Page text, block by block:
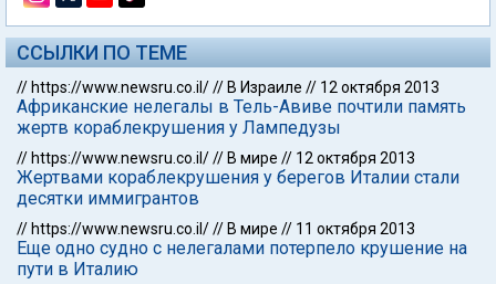
ССЫЛКИ ПО ТЕМЕ
// https://www.newsru.co.il/// В Израиле // 12 октября 2013
Африканские нелегалы в Тель-Авиве почтили память
жертв кораблекрушения у Лампедузы
// https://www.newsru.co.il/// В мире // 12 октября 2013
Жертвами кораблекрушения у берегов Италии стали
десятки иммигрантов
// https://www.newsru.co.il/// В мире // 11 октября 2013
Еще одно судно с нелегалами потерпело крушение на
пути в Италию